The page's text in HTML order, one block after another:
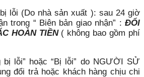
lỗi (Do nhà sản xuất ): sau 24 giờ
trong “ Biên bản giao nhận” : ĐỔI
HOÀN TIỀN( không bao gồm phí
bị lỗi” hoặc “Bị lỗi” do NGƯỜI SỬ
đổi trả hoặc khách hàng chịu chi